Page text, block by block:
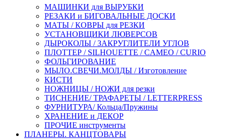
МАШИНКИ для ВЫРУБКИ
РЕЗАКИ и БИГОВАЛЬНЫЕ ДОСКИ
МАТЫ / КОВРЫ для РЕЗКИ
УСТАНОВЩИКИ ЛЮВЕРСОВ
ДЫРОКОЛЫ / ЗАКРУГЛИТЕЛИ УГЛОВ
ПЛОТТЕР / SILHOUETTE / CAMEO / CURIO
ФОЛЬГИРОВАНИЕ
МЫЛО.СВЕЧИ.МОЛДЫ / Изготовление
КИСТИ
НОЖНИЦЫ / НОЖИ для резки
ТИСНЕНИЕ/ ТРАФАРЕТЫ / LETTERPRESS
ФУРНИТУРА/ Кольца/Пружины
ХРАНЕНИЕ и ДЕКОР
ПРОЧИЕ инструменты
ПЛАНЕРЫ. КАНЦТОВАРЫ